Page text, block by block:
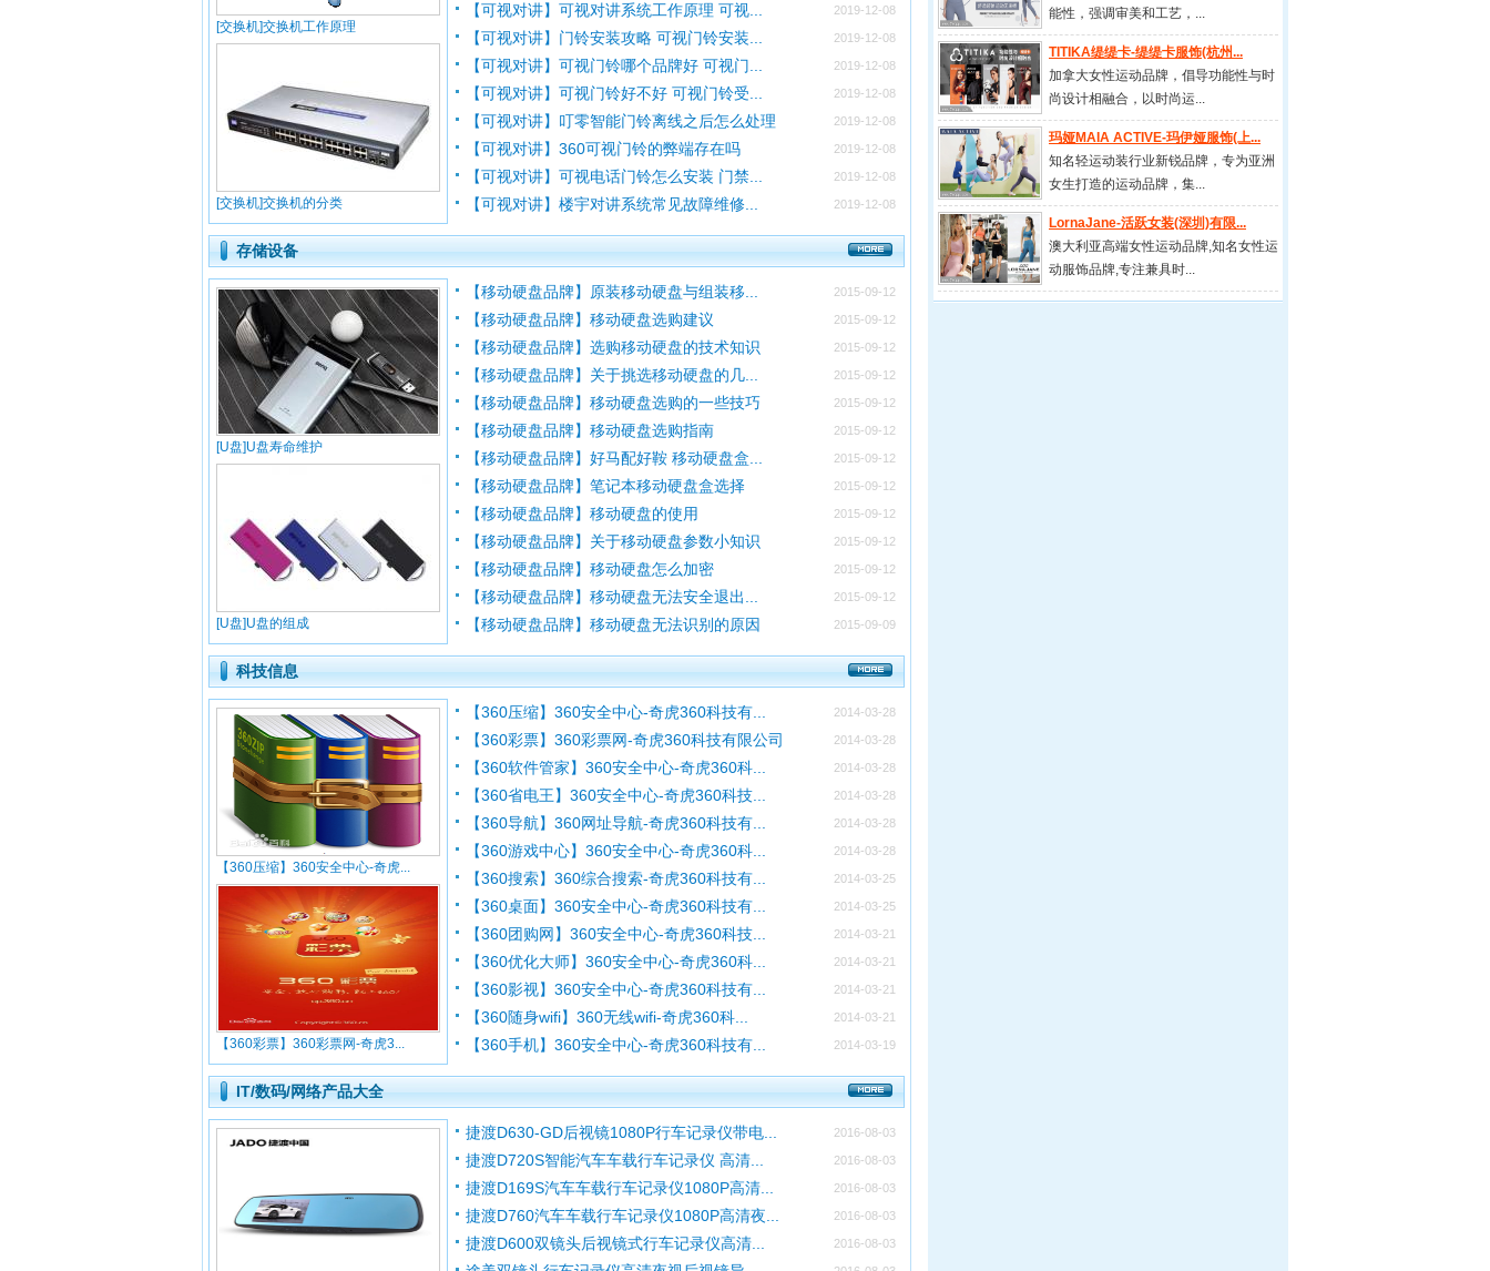
[交换机]交换机工作原理
[交换机]交换机的分类
2019-12-08
【可视对讲】可视对讲系统工作原理 可视...
2019-12-08
【可视对讲】门铃安装攻略 可视门铃安装...
2019-12-08
【可视对讲】可视门铃哪个品牌好 可视门...
2019-12-08
【可视对讲】可视门铃好不好 可视门铃受...
2019-12-08
【可视对讲】叮零智能门铃离线之后怎么处理
2019-12-08
【可视对讲】360可视门铃的弊端存在吗
2019-12-08
【可视对讲】可视电话门铃怎么安装 门禁...
2019-12-08
【可视对讲】楼宇对讲系统常见故障维修...
存储设备
[U盘]U盘寿命维护
[U盘]U盘的组成
2015-09-12
【移动硬盘品牌】原装移动硬盘与组装移...
2015-09-12
【移动硬盘品牌】移动硬盘选购建议
2015-09-12
【移动硬盘品牌】选购移动硬盘的技术知识
2015-09-12
【移动硬盘品牌】关于挑选移动硬盘的几...
2015-09-12
【移动硬盘品牌】移动硬盘选购的一些技巧
2015-09-12
【移动硬盘品牌】移动硬盘选购指南
2015-09-12
【移动硬盘品牌】好马配好鞍 移动硬盘盒...
2015-09-12
【移动硬盘品牌】笔记本移动硬盘盒选择
2015-09-12
【移动硬盘品牌】移动硬盘的使用
2015-09-12
【移动硬盘品牌】关于移动硬盘参数小知识
2015-09-12
【移动硬盘品牌】移动硬盘怎么加密
2015-09-12
【移动硬盘品牌】移动硬盘无法安全退出...
2015-09-09
【移动硬盘品牌】移动硬盘无法识别的原因
科技信息
【360压缩】360安全中心-奇虎...
【360彩票】360彩票网-奇虎3...
2014-03-28
【360压缩】360安全中心-奇虎360科技有...
2014-03-28
【360彩票】360彩票网-奇虎360科技有限公司
2014-03-28
【360软件管家】360安全中心-奇虎360科...
2014-03-28
【360省电王】360安全中心-奇虎360科技...
2014-03-28
【360导航】360网址导航-奇虎360科技有...
2014-03-28
【360游戏中心】360安全中心-奇虎360科...
2014-03-25
【360搜索】360综合搜索-奇虎360科技有...
2014-03-25
【360桌面】360安全中心-奇虎360科技有...
2014-03-21
【360团购网】360安全中心-奇虎360科技...
2014-03-21
【360优化大师】360安全中心-奇虎360科...
2014-03-21
【360影视】360安全中心-奇虎360科技有...
2014-03-21
【360随身wifi】360无线wifi-奇虎360科...
2014-03-19
【360手机】360安全中心-奇虎360科技有...
IT/数码/网络产品大全
2016-08-03
捷渡D630-GD后视镜1080P行车记录仪带电...
2016-08-03
捷渡D720S智能汽车车载行车记录仪 高清...
2016-08-03
捷渡D169S汽车车载行车记录仪1080P高清...
2016-08-03
捷渡D760汽车车载行车记录仪1080P高清夜...
2016-08-03
捷渡D600双镜头后视镜式行车记录仪高清...
能性，强调审美和工艺，...
TITIKA缇缇卡-缇缇卡服饰(杭州...
加拿大女性运动品牌，倡导功能性与时
尚设计相融合，以时尚运...
玛娅MAIA ACTIVE-玛伊娅服饰(上...
知名轻运动装行业新锐品牌，专为亚洲
女生打造的运动品牌，集...
LornaJane-活跃女装(深圳)有限...
澳大利亚高端女性运动品牌,知名女性运
动服饰品牌,专注兼具时...